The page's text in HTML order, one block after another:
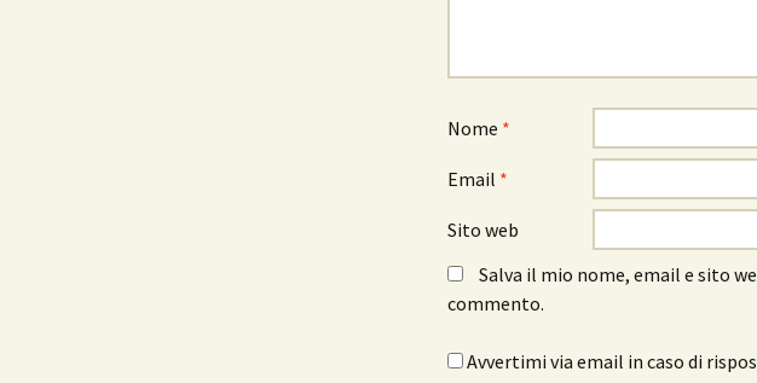
Nome *
Email *
Sito web
Salva il mio nome, email e sito
commento.
Avvertimi via email in caso di